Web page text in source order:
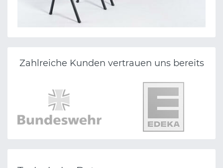
Zahlreiche Kunden vertrauen uns bereits